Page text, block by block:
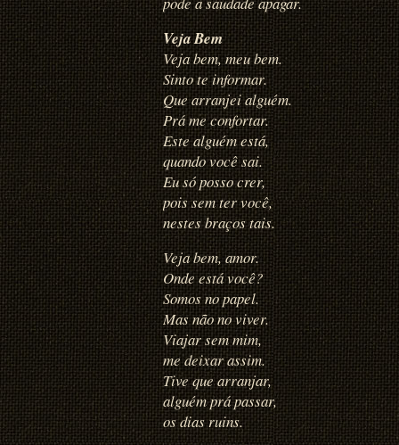
Veja Bem
Veja bem, meu bem.
Sinto te informar.
Que arranjei alguém.
Prá me confortar.
Este alguém está,
quando você sai.
Eu só posso crer,
pois sem ter você,
nestes braços tais.
Veja bem, amor.
Onde está você?
Somos no papel.
Mas não no viver.
Viajar sem mim,
me deixar assim.
Tive que arranjar,
alguém prá passar,
os dias ruins.